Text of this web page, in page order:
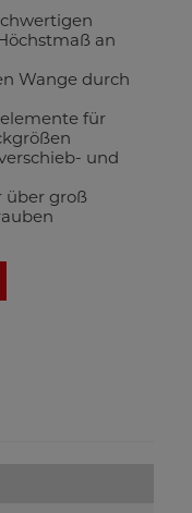
an
Wange durch
für
und
über groß